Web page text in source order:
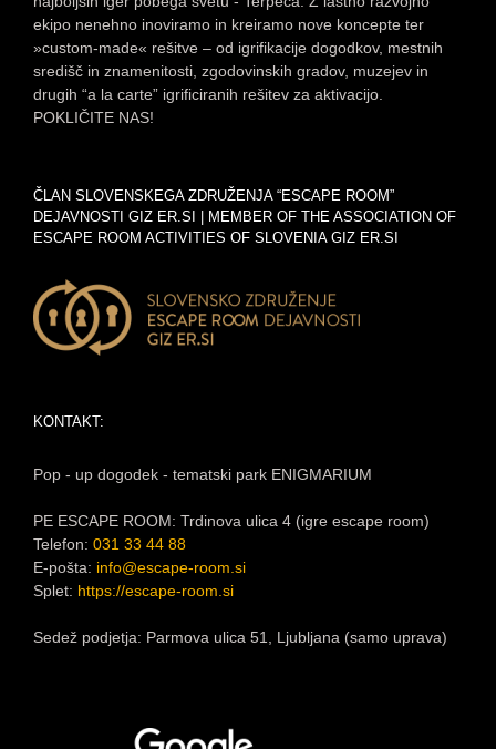
ekipo nenehno inoviramo in kreiramo nove koncepte ter
»custom-made« rešitve – od igrifikacije dogodkov, mestnih
središč in znamenitosti, zgodovinskih gradov, muzejev in
drugih “a la carte” igrificiranih rešitev za aktivacijo.
POKLIČITE NAS!
ČLAN SLOVENSKEGA ZDRUŽENJA “ESCAPE ROOM”
DEJAVNOSTI GIZ ER.SI | MEMBER OF THE ASSOCIATION OF
ESCAPE ROOM ACTIVITIES OF SLOVENIA GIZ ER.SI
KONTAKT:
Pop - up dogodek - tematski park ENIGMARIUM
PE ESCAPE ROOM: Trdinova ulica 4 (igre escape room)
Telefon: 031 33 44 88
E-pošta: info@escape-room.si
Splet: https://escape-room.si
Sedež podjetja: Parmova ulica 51, Ljubljana (samo uprava)